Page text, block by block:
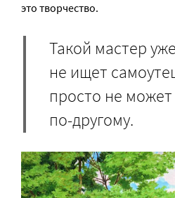
это творчество.
Такой мастер
не ищет
просто не
по-другому.